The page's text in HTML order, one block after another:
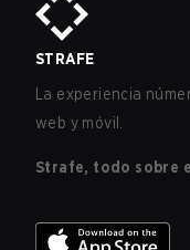
STRAFE
La experiencia
web y móvil.
Strafe, todo sobre